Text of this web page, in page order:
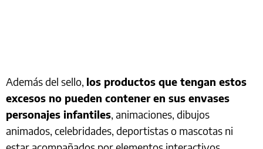
Además del sello, los productos que tengan estos
excesos no pueden contener en sus envases
personajes infantiles, animaciones, dibujos
animados, celebridades, deportistas o mascotas ni